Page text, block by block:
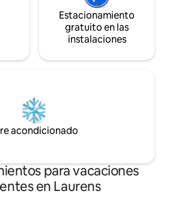
Estacionamiento
gratuito en las
instalaciones
acondicionado
para vacaciones
en Laurens